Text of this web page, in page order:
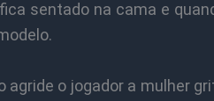
sentado na cama e
agride o jogador a mulher